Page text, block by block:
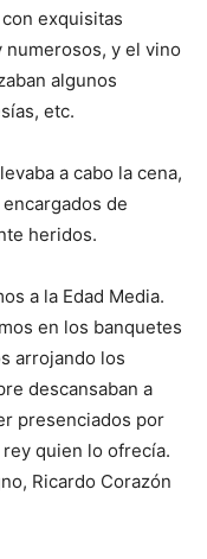
exquisitas
numerosos, y el vino
algunos
etc.
a cabo la cena,
de
heridos.
a la Edad Media.
en los banquetes
arrojando los
descansaban a
presenciados por
quien lo ofrecía.
Ricardo Corazón